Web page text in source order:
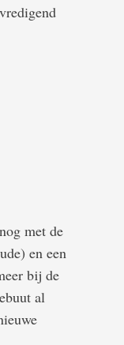
met de
en een
bij de
al